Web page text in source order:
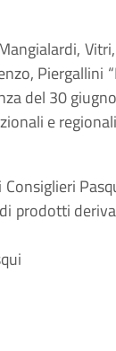
del 30
e
prodotti